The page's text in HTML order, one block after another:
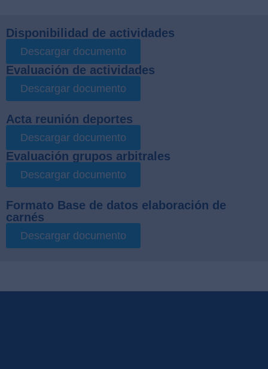
Disponibilidad de actividades
Descargar documento
Evaluación de actividades
Descargar documento
Acta reunión deportes
Descargar documento
Evaluación grupos arbitrales
Descargar documento
Formato Base de datos elaboración de
carnés
Descargar documento